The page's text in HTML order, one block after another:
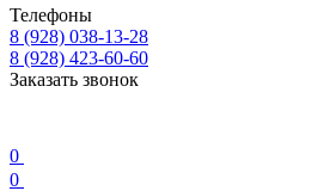
Телефоны
8 (928) 038-13-28
8 (928) 423-60-60
Заказать звонок
0
0